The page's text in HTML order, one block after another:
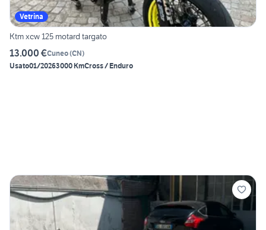
Vetrina
Ktm xcw 125 motard targato
13.000 €Cuneo(CN)
Usato01/20263000 KmCross / Enduro